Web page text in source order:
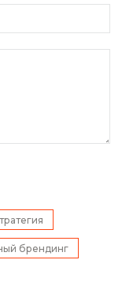
брендинг